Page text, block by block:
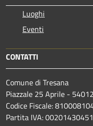
Luoghi
Eventi
CONTATTI
Comune di Tresana
Piazzale 25 Aprile -
Codice Fiscale:
Partita IVA: 00201430451